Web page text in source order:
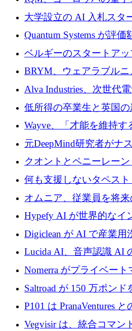
企業として初めて米国
大学設立の AI 入札スタ
がプレシード資金総額
Quantum Systems が評
ドルを調達
ベルギーのスタートア
の可視化のために 50 万
BRYM、ウェアラブル
クプラットフォームの開
Alva Industries、次世代
大に 1,600 万ユーロを調
低所得の卒業生と英国
るためにCommon Pathを
Wayve、「才能を維持
8,500万ドルの株式公開
元DeepMind研究者がナ
ントを拡張するために
記録を獲得
クオントとペニーレー
テックの友人と敵
何も支援しないタペス
ルの資金を調達、ロン
オムニア、従業員を将
するために Firedrop でフ
Hypefy AI が世界的なイ
ンペーンを自動化するた
720 万ドルを調達
Digiclean が AI で産業用
めに 250 万ユーロを調達
Lucida AI、音声認識 AI
ドラウンドを終了
Nomerra がプライベー
動化するために 200 万
Saltroad が 150 万ポン
フォーム Ogma を買収し
法を拡大
P101 は PranaVentures
のファンドによりシー
Vegvisir は、統合コマン